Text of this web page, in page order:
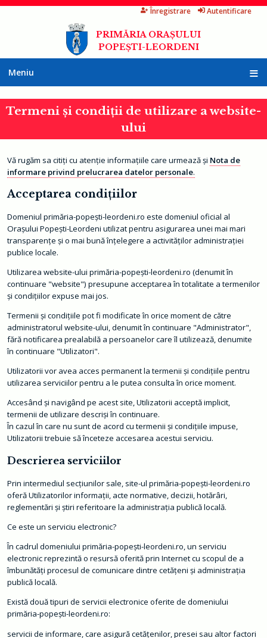
Înregistrare Autentificare
PRIMĂRIA ORAȘULUI
POPEȘTI-LEORDENI
Meniu
A
c
a
r
i
m
r
i
I
n
f
o
m
ț
i
d
e
i
n
t
e
e
s
p
b
l
i
c
r
a
s
p
a
r
n
ă
d
e
c
i
z
o
a
ă
Termeni şi condiţii de utilizare a website-
ului
Vă rugăm sa citiţi cu atenţie informaţiile care urmează și Nota de
informare privind prelucrarea datelor personale.
Acceptarea condițiilor
Domeniul primăria-popești-leordeni.ro este domeniul oficial al
Orașului Popești-Leordeni utilizat pentru asigurarea unei mai mari
transparenţe şi o mai bună înţelegere a activităţilor administraţiei
publice locale.
Utilizarea website-ului primăria-popești-leordeni.ro (denumit în
continuare "website") presupune acceptarea în totalitate a termenilor
şi condiţiilor expuse mai jos.
Termenii şi condiţiile pot fi modificate în orice moment de către
administratorul website-ului, denumit în continuare "Administrator",
fără notificarea prealabilă a persoanelor care îl utilizează, denumite
în continuare "Utilizatori".
Utilizatorii vor avea acces permanent la termenii şi condiţiile pentru
utilizarea serviciilor pentru a le putea consulta în orice moment.
Accesând şi navigând pe acest site, Utilizatorii acceptă implicit,
termenii de utilizare descrişi în continuare.
În cazul în care nu sunt de acord cu termenii şi condiţiile impuse,
Utilizatorii trebuie să înceteze accesarea acestui serviciu.
Descrierea serviciilor
Prin intermediul secţiunilor sale, site-ul primăria-popești-leordeni.ro
oferă Utilizatorilor informaţii, acte normative, decizii, hotărâri,
reglementări şi ştiri referitoare la administraţia publică locală.
Ce este un serviciu electronic?
În cadrul domeniului primăria-popești-leordeni.ro, un serviciu
electronic reprezintă o resursă oferită prin Internet cu scopul de a
îmbunătăţi procesul de comunicare dintre cetăţeni şi administraţia
publică locală.
Există două tipuri de servicii electronice oferite de domeniului
primăria-popești-leordeni.ro:
servicii de informare, care asigură cetăţenilor, presei sau altor factori